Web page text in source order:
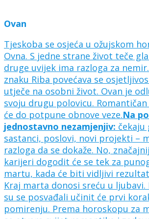
Ovan
Tjeskoba se osjeća u ožujskom
Ovna. S jedne strane život teče
druge uvijek ima razloga za
znaku Riba povećava se
utječe na osobni život. Ovan je
svoju drugu polovicu.
će do potpune obnove veze.Na
jednostavno nezamjenjiv: čekaju
sastanci, poslovi, novi projekti –
razloga da se dokaže. No,
karijeri dogodit će se tek za
martu, kada će biti vidljivi
Kraj marta donosi sreću u
su se posvađali učinit će prvi
pomirenju. Prema horoskopu za